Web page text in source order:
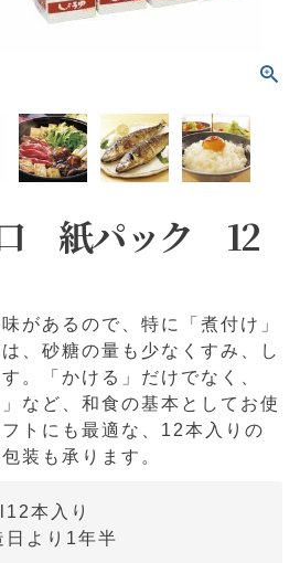
紙パック 12
があるので、特に「煮付け」
、砂糖の量も少なくすみ、し
。「かける」だけでなく、
など、和食の基本としてお使
トにも最適な、12本入りの
装も承ります。
本入り
日より1年半